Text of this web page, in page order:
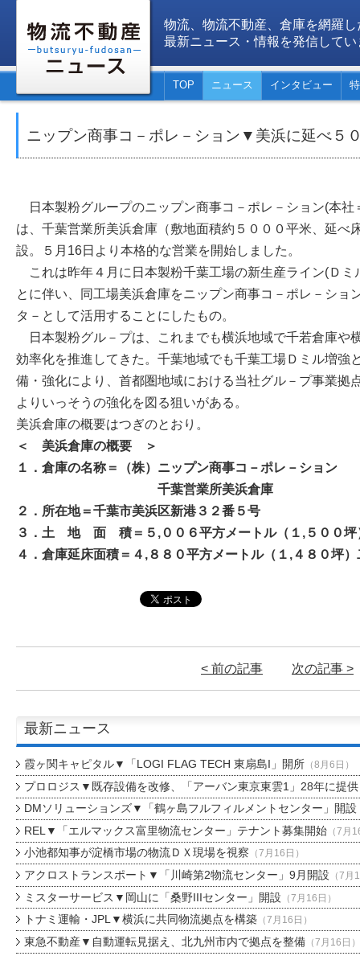
物流、物流不動産、倉庫を網羅し
最新ニュース・情報を発信してい
TOP ニュース インタビュー
ニップン商事コ－ポレ－ション▼美浜に延べ５
日本製粉グループのニップン商事コ－ポレ－ション(本社
は、千葉営業所美浜倉庫（敷地面積約５０００平米、延べ
設。５月16日より本格的な営業を開始しました。
これは昨年４月に日本製粉千葉工場の新生産ライン(Ｄミ
とに伴い、同工場美浜倉庫をニップン商事コ－ポレ－ショ
タ－として活用することにしたもの。
日本製粉グル－プは、これまでも横浜地域で千若倉庫や
効率化を推進してきた。千葉地域でも千葉工場Ｄミル増強
備・強化により、首都圏地域における当社グル－プ事業拠
よりいっそうの強化を図る狙いがある。
美浜倉庫の概要はつぎのとおり。
＜ 美浜倉庫の概要 ＞
１．倉庫の名称＝（株）ニップン商事コ－ポレ－ション
千葉営業所美浜倉庫
２．所在地＝千葉市美浜区新港３２番５号
３．土 地 面 積＝５,００６平方メートル（１,５００坪
４．倉庫延床面積＝４,８８０平方メートル（１,４８０坪）
< 前の記事 次の記事 >
最新ニュース
霞ヶ関キャピタル▼「LOGI FLAG TECH 東扇島I」開所（8月6日）
プロロジス▼既存設備を改修、「アーバン東京東雲1」28年に提供
DMソリューションズ▼「鶴ヶ島フルフィルメントセンター」開設
REL▼「エルマックス富里物流センター」テナント募集開始（7月
小池都知事が淀橋市場の物流ＤＸ現場を視察 （7月16日）
アクロストランスポート▼「川崎第2物流センター」9月開設 （7月
ミスターサービス▼岡山に「桑野IIIセンター」開設 （7月16日）
トナミ運輸・JPL▼横浜に共同物流拠点を構築（7月16日）
東急不動産▼自動運転見据え、北九州市内で拠点を整備（7月16日）